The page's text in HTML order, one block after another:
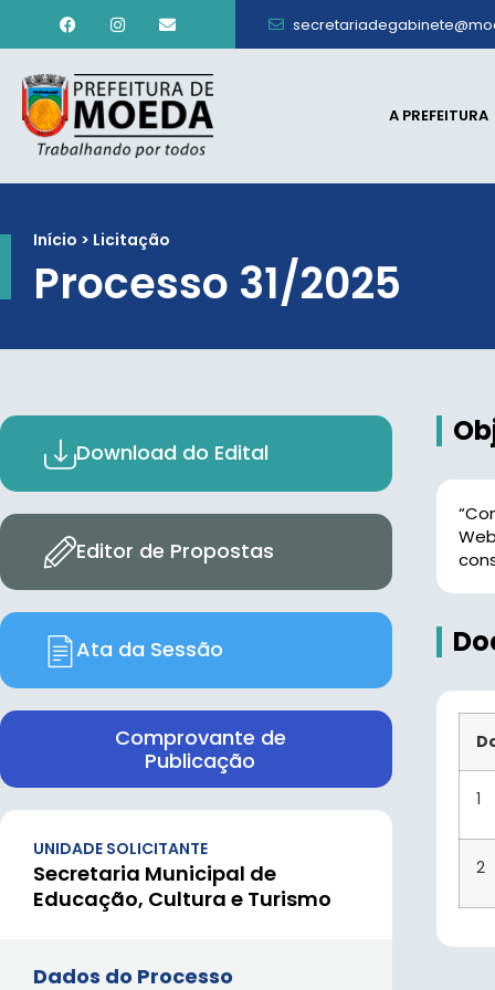
A PREFEITURA
Início > Licitação
Processo 31/2025
Download do Edital
Editor de Propostas
Ata da Sessão
Comprovante de
Publicação
UNIDADE SOLICITANTE
Secretaria Municipal de
Educação, Cultura e Turismo
Dados do Processo
1
2